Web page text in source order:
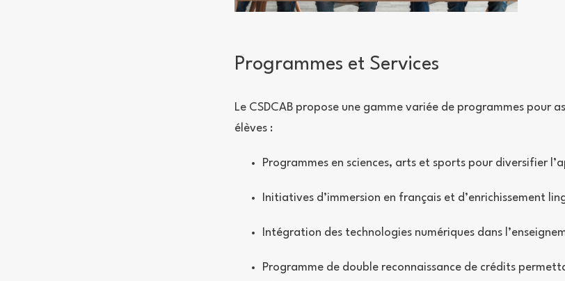
Programmes et Services
Le CSDCAB propose une gamme variée de programmes pour
élèves :
Programmes en sciences, arts et sports pour diversifier
Initiatives d’immersion en français et d’enrichissement
Intégration des technologies numériques dans
Programme de double reconnaissance de crédits